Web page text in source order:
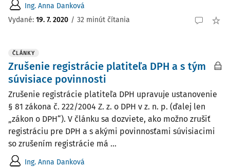
Ing. Anna Danková
Vydané: 19. 7. 2020 / 32 minút čítania
ČLÁNKY
Zrušenie registrácie platiteľa DPH a s tým
súvisiace povinnosti
Zrušenie registrácie platiteľa DPH upravuje ustanovenie
§ 81 zákona č. 222/2004 Z. z. o DPH v z. n. p. (ďalej len
„zákon o DPH“). V článku sa dozviete, ako možno zrušiť
registráciu pre DPH a s akými povinnosťami súvisiacimi
so zrušením registrácie má ...
Ing. Anna Danková